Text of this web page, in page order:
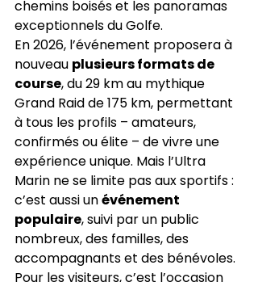
chemins boisés et les panoramas
exceptionnels du Golfe.
En 2026, l’événement proposera à
nouveau plusieurs formats de
course, du 29 km au mythique
Grand Raid de 175 km, permettant
à tous les profils – amateurs,
confirmés ou élite – de vivre une
expérience unique. Mais l’Ultra
Marin ne se limite pas aux sportifs :
c’est aussi un événement
populaire, suivi par un public
nombreux, des familles, des
accompagnants et des bénévoles.
Pour les visiteurs, c’est l’occasion